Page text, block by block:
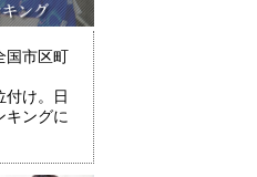
国市区町
付け。日
キングに